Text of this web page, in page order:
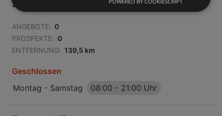
27793 Wildeshausen
ANGEBOTE: 0
PROSPEKTE: 0
ENTFERNUNG: 139,5 km
Geschlossen
Montag - Samstag
08:00 - 21:00 Uhr